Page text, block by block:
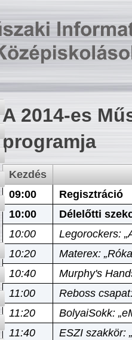
A 2014-es
programja
Kezdés
09:00
Regisztráció
10:00
Délelőtti
10:00
Legorockers:
10:20
Materex:
10:40
Murphy's
11:00
Reboss
11:20
BolyaiSokk:
11:40
ESZI szakkör: